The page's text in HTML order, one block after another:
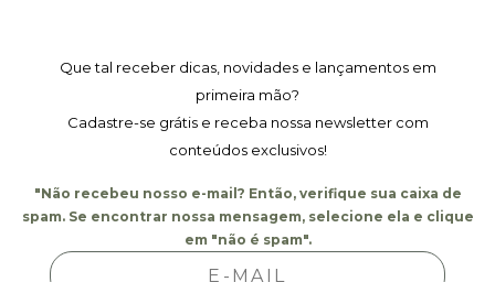
Que tal receber dicas, novidades e lançamentos em
primeira mão?
Cadastre-se grátis e receba nossa newsletter com
conteúdos exclusivos!
"Não recebeu nosso e-mail? Então, verifique sua caixa de
spam. Se encontrar nossa mensagem, selecione ela e clique
em "não é spam".